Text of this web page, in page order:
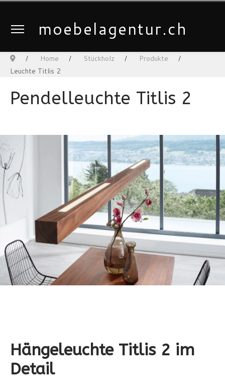
moebelagentur.ch
Home Stückholz
Produkte
Leuchte Titlis 2
Pendelleuchte Titlis 2
Hängeleuchte Titlis 2 im
Detail